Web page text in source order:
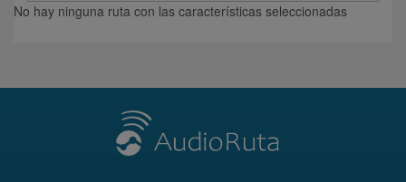
No hay ninguna ruta con las características seleccionadas